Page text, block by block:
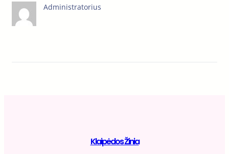
Administratorius
Klaipėdos Žinia